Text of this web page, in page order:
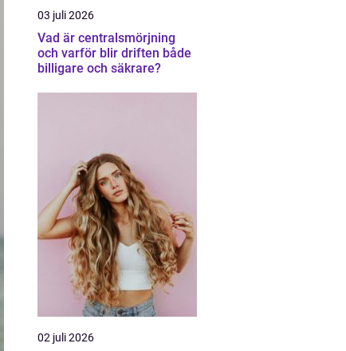
03 juli 2026
Vad är centralsmörjning
och varför blir driften både
billigare och säkrare?
02 juli 2026